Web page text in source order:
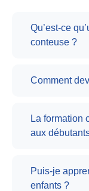
Qu’est-ce
conteuse ?
Comment
La formation
aux
Puis-je
enfants ?